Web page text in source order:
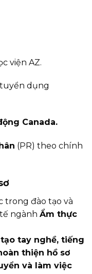
viện AZ.
dụng
Canada.
(PR) theo chính
trong đào tạo và
ngành Ẩm thực
tay nghề, tiếng
thiện hồ sơ
và làm việc